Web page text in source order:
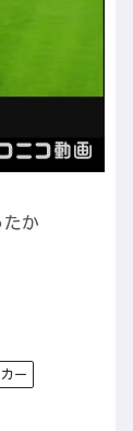
たか
ー